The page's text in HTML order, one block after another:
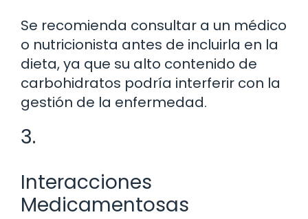
Se recomienda consultar a un médico
o nutricionista antes de incluirla en la
dieta, ya que su alto contenido de
carbohidratos podría interferir con la
gestión de la enfermedad.
3.
Interacciones
Medicamentosas